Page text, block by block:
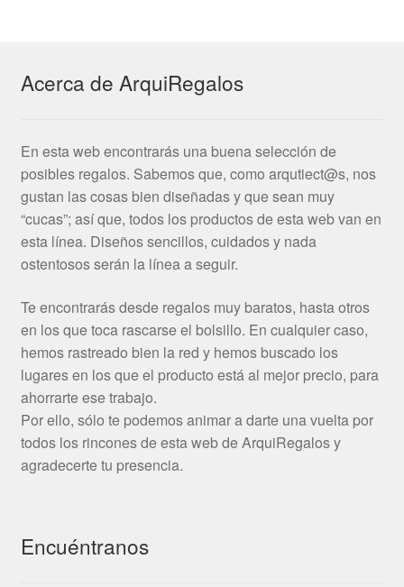
Acerca de ArquiRegalos
En esta web encontrarás una buena selección de
posibles regalos. Sabemos que, como arqutiect@s, nos
gustan las cosas bien diseñadas y que sean muy
“cucas”; así que, todos los productos de esta web van en
esta línea. Diseños sencillos, cuidados y nada
ostentosos serán la línea a seguir.
Te encontrarás desde regalos muy baratos, hasta otros
en los que toca rascarse el bolsillo. En cualquier caso,
hemos rastreado bien la red y hemos buscado los
lugares en los que el producto está al mejor precio, para
ahorrarte ese trabajo.
Por ello, sólo te podemos animar a darte una vuelta por
todos los rincones de esta web de ArquiRegalos y
agradecerte tu presencia.
Encuéntranos